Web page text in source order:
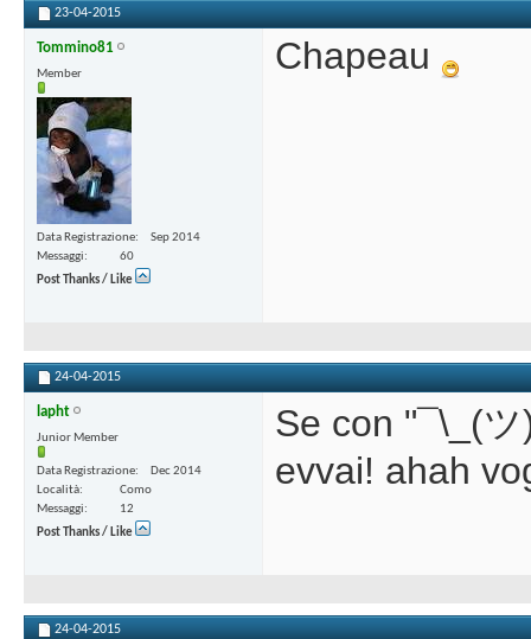
23-04-2015
Tommino81
Member
Data Registrazione
Sep 2014
Messaggi
60
Post Thanks / Like
Chapeau
24-04-2015
lapht
Junior Member
Data Registrazione
Dec 2014
Località
Como
Messaggi
12
Post Thanks / Like
Se con "¯\_(
evvai! ahah
24-04-2015